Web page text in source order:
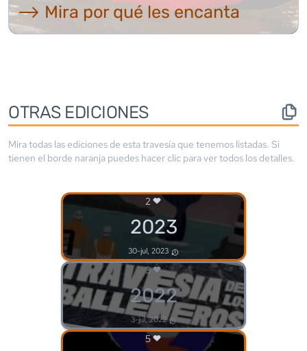
⟶ Mira por qué les encanta
OTRAS EDICIONES
Mira todas las ediciones de esta travesía que tenemos listadas. Si
tienen el borde naranja puedes hacer clic para ver todos los detalles.
2
2023
30-jul, 2023
3
2022
3-jul, 2022
5